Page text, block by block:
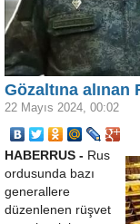
Gözaltına
22 Mayıs 2024, 00:02
HABERRUS - Rus
ordusunda bazı
generallere
düzenlenen rüşvet